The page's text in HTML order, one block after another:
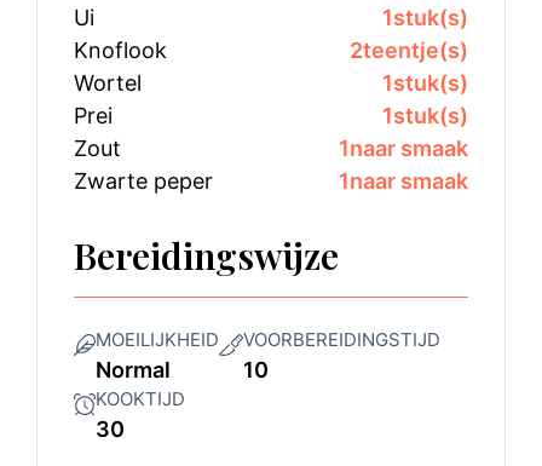
Ui
1stuk(s)
Knoflook
2teentje(s)
Wortel
1stuk(s)
Prei
1stuk(s)
Zout
1naar smaak
Zwarte peper
1naar smaak
Bereidingswijze
MOEILIJKHEID
Normal
VOORBEREIDINGSTIJD
10
KOOKTIJD
30